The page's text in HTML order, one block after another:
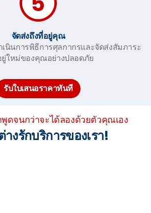
จัดส่งถึงที่อยู่คุณ
เนินการพิธีการศุลกากรและจัดส่งสัมภาระ
ยู่ใหม่ของคุณอย่างปลอดภัย
รับใบเสนอราคาทันที
พูดจนกว่าจะได้ลองด้วยตัวคุณเอง
งรักบริการของเรา!